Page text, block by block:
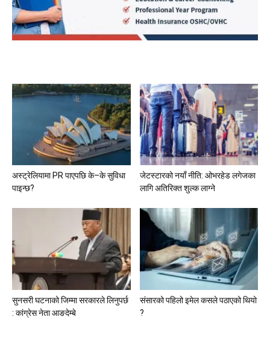
अस्ट्रेलियामा PR पाएपछि के–के सुविधा
पाइन्छ?
जेटस्टारको नयाँ नीति: ओभरहेड लगेजका
लागि अतिरिक्त शुल्क लाग्ने
सुनसरी घटनाको जिम्मा सरकारले लिनुपर्छ
: कांग्रेस नेता आङदेम्बे
संसारको पहिलो इमेल कसले पठाएको थियो
?